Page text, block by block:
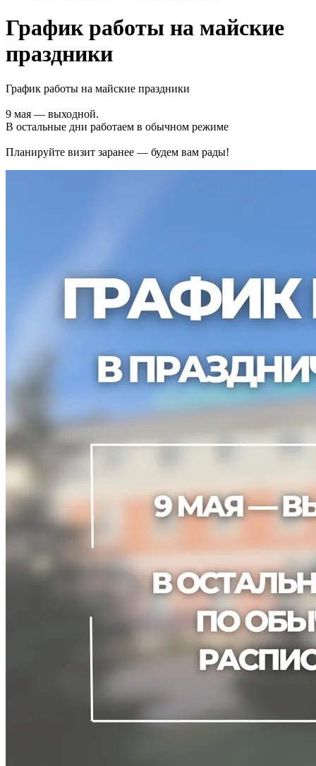
График работы на майские
праздники
График работы на майские праздники
9 мая — выходной.
В остальные дни работаем в обычном режиме
Планируйте визит заранее — будем вам рады!